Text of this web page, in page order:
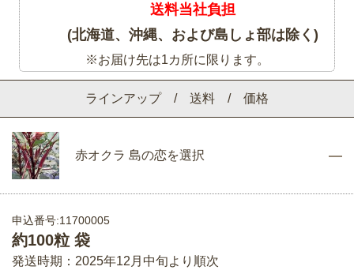
ラインアップ / 送料 / 価格
赤オクラ 島の恋を選択
申込番号:11700005
約100粒 袋
発送時期：2025年12月中旬より順次
送料当社負担
(北海道、沖縄、および島しょ部は除く)
※お届け先は1カ所に限ります。